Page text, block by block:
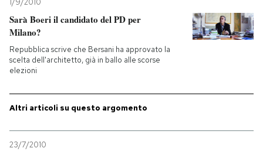
Sport
PODCAST
NEWSLETTER
I MIEI PREFERITI
1/9/2010
Sarà Boeri il candidato del PD per
Milano?
Repubblica scrive che Bersani ha approvato la
scelta dell'architetto, già in ballo alle scorse
elezioni
Altri articoli su questo argomento
23/7/2010